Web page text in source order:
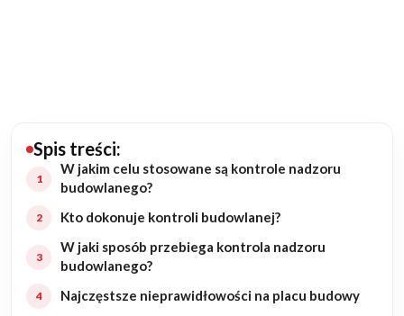
Budowa domu
Rezydencje
Rozbudowa
Spis treści:
W jakim celu stosowane są kontrole nadzoru
budowlanego?
Kto dokonuje kontroli budowlanej?
W jaki sposób przebiega kontrola nadzoru
budowlanego?
Najczęstsze nieprawidłowości na placu budowy